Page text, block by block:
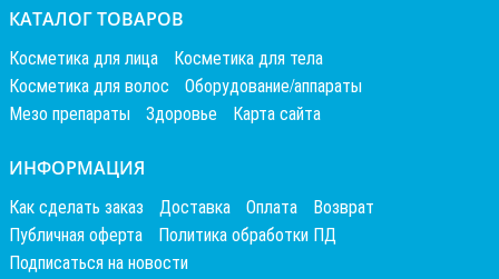
КАТАЛОГ ТОВАРОВ
Косметика для лица
Косметика для тела
Косметика для волос
Оборудование/аппараты
Мезо препараты
Здоровье Карта сайта
ИНФОРМАЦИЯ
Как сделать заказ Доставка Оплата
Возврат
Публичная оферта
Политика обработки ПД
Подписаться на новости